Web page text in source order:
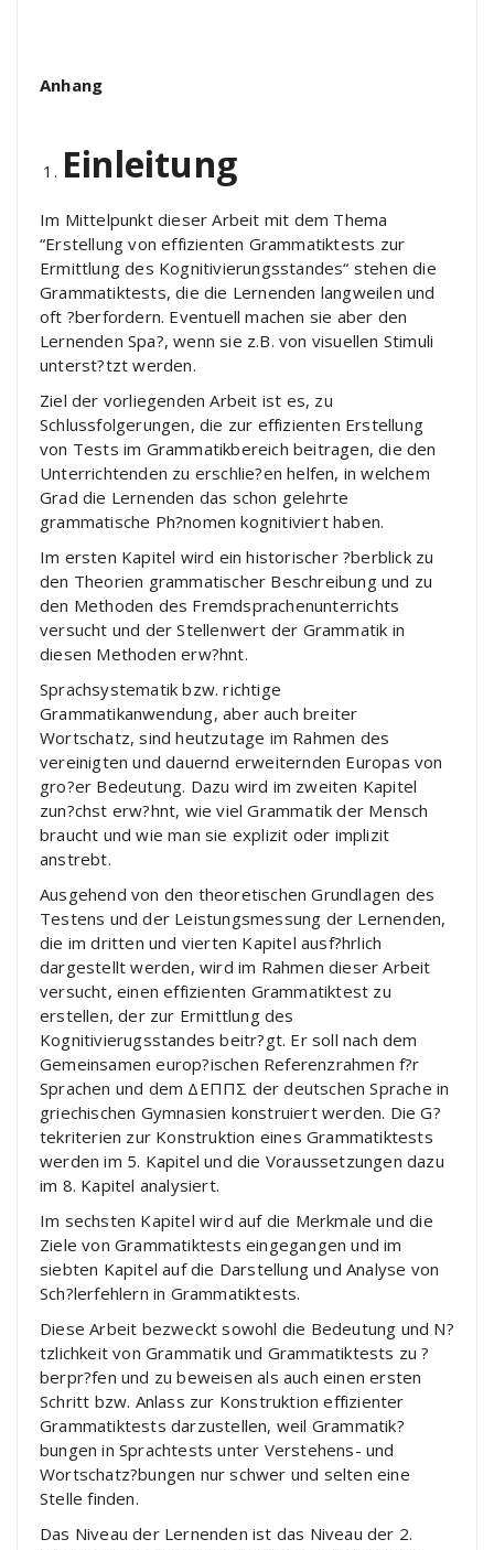
Anhang
Einleitung
Im Mittelpunkt dieser Arbeit mit dem Thema
“Erstellung von effizienten Grammatiktests zur
Ermittlung des Kognitivierungsstandes“ stehen die
Grammatiktests, die die Lernenden langweilen und
oft ?berfordern. Eventuell machen sie aber den
Lernenden Spa?, wenn sie z.B. von visuellen Stimuli
unterst?tzt werden.
Ziel der vorliegenden Arbeit ist es, zu
Schlussfolgerungen, die zur effizienten Erstellung
von Tests im Grammatikbereich beitragen, die den
Unterrichtenden zu erschlie?en helfen, in welchem
Grad die Lernenden das schon gelehrte
grammatische Ph?nomen kognitiviert haben.
Im ersten Kapitel wird ein historischer ?berblick zu
den Theorien grammatischer Beschreibung und zu
den Methoden des Fremdsprachenunterrichts
versucht und der Stellenwert der Grammatik in
diesen Methoden erw?hnt.
Sprachsystematik bzw. richtige
Grammatikanwendung, aber auch breiter
Wortschatz, sind heutzutage im Rahmen des
vereinigten und dauernd erweiternden Europas von
gro?er Bedeutung. Dazu wird im zweiten Kapitel
zun?chst erw?hnt, wie viel Grammatik der Mensch
braucht und wie man sie explizit oder implizit
anstrebt.
Ausgehend von den theoretischen Grundlagen des
Testens und der Leistungsmessung der Lernenden,
die im dritten und vierten Kapitel ausf?hrlich
dargestellt werden, wird im Rahmen dieser Arbeit
versucht, einen effizienten Grammatiktest zu
erstellen, der zur Ermittlung des
Kognitivierugsstandes beitr?gt. Er soll nach dem
Gemeinsamen europ?ischen Referenzrahmen f?r
Sprachen und dem ΔΕΠΠΣ der deutschen Sprache in
griechischen Gymnasien konstruiert werden. Die G?
tekriterien zur Konstruktion eines Grammatiktests
werden im 5. Kapitel und die Voraussetzungen dazu
im 8. Kapitel analysiert.
Im sechsten Kapitel wird auf die Merkmale und die
Ziele von Grammatiktests eingegangen und im
siebten Kapitel auf die Darstellung und Analyse von
Sch?lerfehlern in Grammatiktests.
Diese Arbeit bezweckt sowohl die Bedeutung und N?
tzlichkeit von Grammatik und Grammatiktests zu ?
berpr?fen und zu beweisen als auch einen ersten
Schritt bzw. Anlass zur Konstruktion effizienter
Grammatiktests darzustellen, weil Grammatik?
bungen in Sprachtests unter Verstehens- und
Wortschatz?bungen nur schwer und selten eine
Stelle finden.
Das Niveau der Lernenden ist das Niveau der 2.